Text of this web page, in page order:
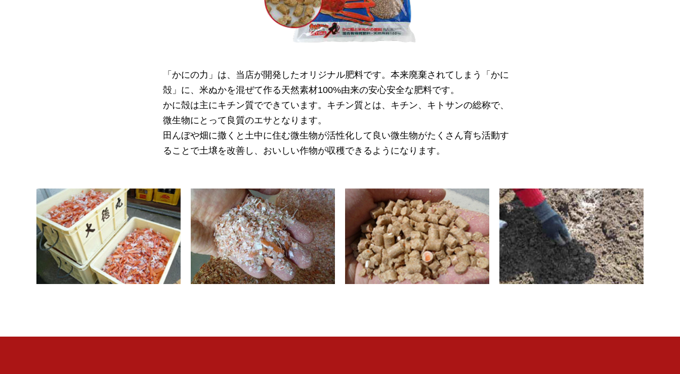
「かにの力」は、当店が開発したオリジナル肥料です。本来廃棄されてしまう「かに
殻」に、米ぬかを混ぜて作る天然素材100%由来の安心安全な肥料です。
かに殻は主にキチン質でできています。キチン質とは、キチン、キトサンの総称で、
微生物にとって良質のエサとなります。
田んぼや畑に撒くと土中に住む微生物が活性化して良い微生物がたくさん育ち活動す
ることで土壌を改善し、おいしい作物が収穫できるようになります。